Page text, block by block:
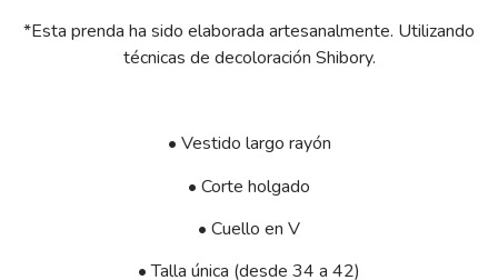
*Esta prenda ha sido elaborada artesanalmente. Utilizando
técnicas de decoloración Shibory.
• Vestido largo rayón
• Corte holgado
• Cuello en V
• Talla única (desde 34 a 42)